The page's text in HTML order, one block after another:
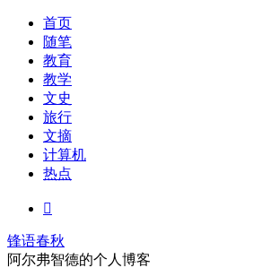
首页
随笔
教育
教学
文史
旅行
文摘
计算机
热点

锋语春秋
阿尔弗智德的个人博客